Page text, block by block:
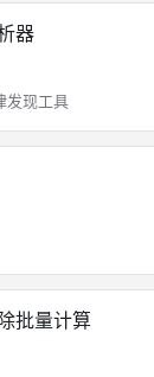
器
发现工具
批量计算